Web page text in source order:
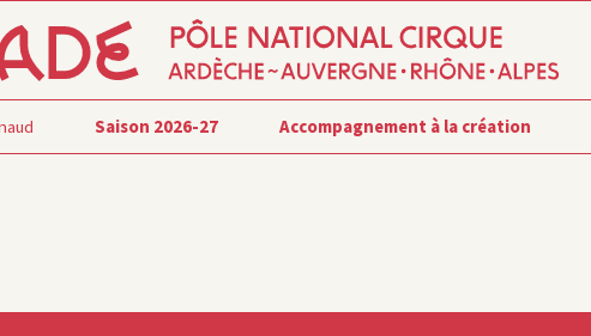
Saison 2026-27 Accompagnement à la création